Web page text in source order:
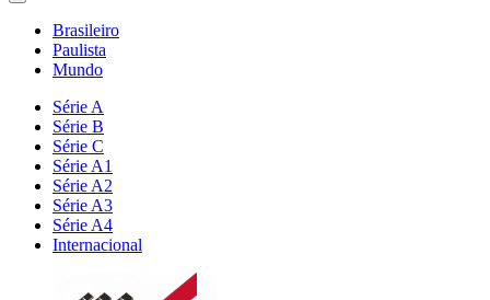
Brasileiro
Paulista
Mundo
Série A
Série B
Série C
Série A1
Série A2
Série A3
Série A4
Internacional